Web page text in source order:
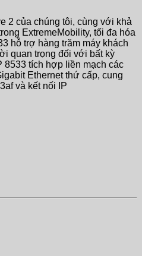
2 của chúng tôi, cùng với khả
ExtremeMobility, tối đa hóa
hỗ trợ hàng trăm máy khách
quan trọng đối với bất kỳ
8533 tích hợp liền mạch các
Ethernet thứ cấp, cung
và kết nối IP